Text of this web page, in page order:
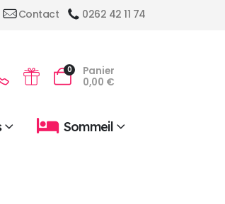
Contact 0262 42 11 74
0
Panier
0,00 €
Sommeil